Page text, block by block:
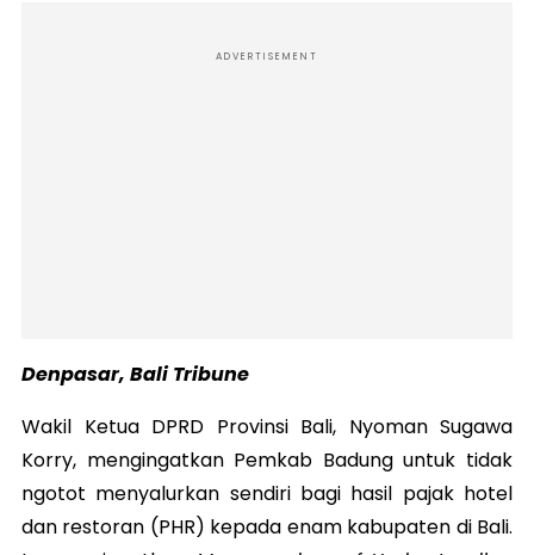
ADVERTISEMENT
Denpasar, Bali Tribune
Wakil Ketua DPRD Provinsi Bali, Nyoman Sugawa
Korry, mengingatkan Pemkab Badung untuk tidak
ngotot menyalurkan sendiri bagi hasil pajak hotel
dan restoran (PHR) kepada enam kabupaten di Bali.